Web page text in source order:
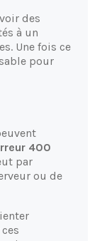
des
à un
Une fois ce
pour
400
par
ou de